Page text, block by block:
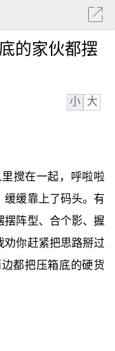
的家伙都摆
小 大
搅在一起，呼啦啦
缓缓靠上了码头。有
摆阵型、合个影、握
劝你赶紧把思路掰过
都把压箱底的硬货